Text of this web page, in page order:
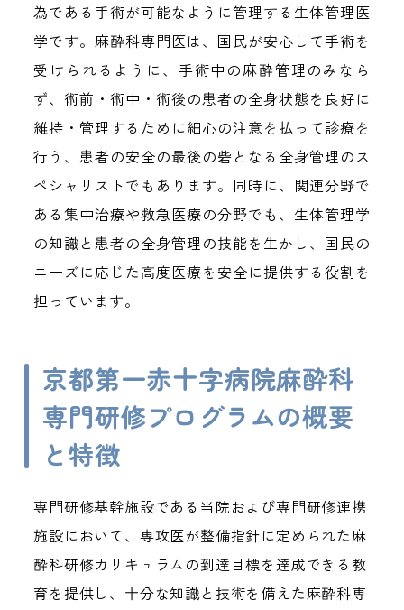
為である手術が可能なように管理する生体管理医
学です。麻酔科専門医は、国民が安心して手術を
受けられるように、手術中の麻酔管理のみなら
ず、術前・術中・術後の患者の全身状態を良好に
維持・管理するために細心の注意を払って診療を
行う、患者の安全の最後の砦となる全身管理のス
ペシャリストでもあります。同時に、関連分野で
ある集中治療や救急医療の分野でも、生体管理学
の知識と患者の全身管理の技能を生かし、国民の
ニーズに応じた高度医療を安全に提供する役割を
担っています。
京都第一赤十字病院麻酔科
専門研修プログラムの概要
と特徴
専門研修基幹施設である当院および専門研修連携
施設において、専攻医が整備指針に定められた麻
酔科研修カリキュラムの到達目標を達成できる教
育を提供し、十分な知識と技術を備えた麻酔科専